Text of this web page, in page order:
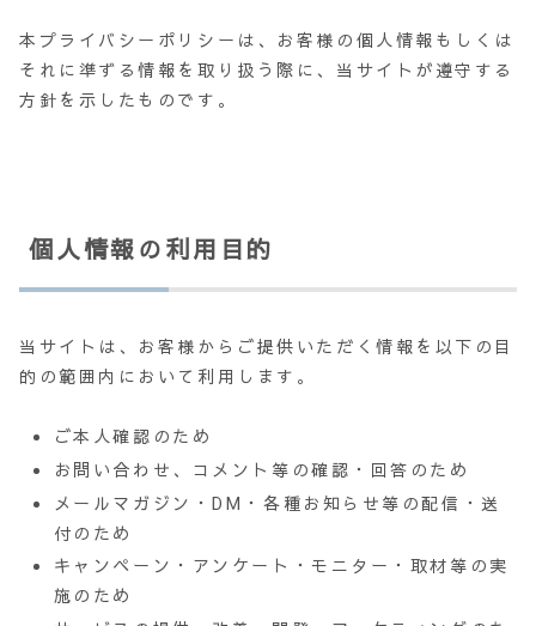
本プライバシーポリシーは、お客様の個人情報もしくは
それに準ずる情報を取り扱う際に、当サイトが遵守する
方針を示したものです。
個人情報の利用目的
当サイトは、お客様からご提供いただく情報を以下の目
的の範囲内において利用します。
ご本人確認のため
お問い合わせ、コメント等の確認・回答のため
メールマガジン・DM・各種お知らせ等の配信・送
付のため
キャンペーン・アンケート・モニター・取材等の実
施のため